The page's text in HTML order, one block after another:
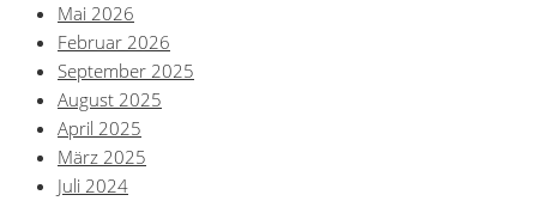
Mai 2026
Februar 2026
September 2025
August 2025
April 2025
März 2025
Juli 2024